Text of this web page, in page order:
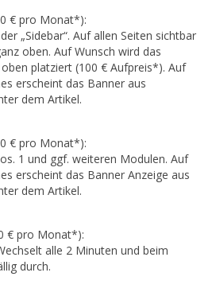
€ pro Monat*):
„Sidebar“. Auf allen Seiten sichtbar
oben. Auf Wunsch wird das
platziert (100 € Aufpreis*). Auf
erscheint das Banner aus
dem Artikel.
€ pro Monat*):
1 und ggf. weiteren Modulen. Auf
erscheint das Banner Anzeige aus
dem Artikel.
€ pro Monat*):
alle 2 Minuten und beim
durch.